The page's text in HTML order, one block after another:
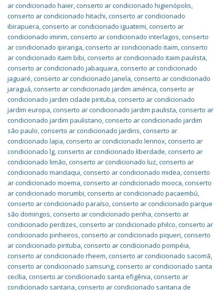
ar condicionado haier,conserto ar condicionado higienópolis,
conserto ar condicionado hitachi,conserto ar condicionado
ibirapuera,conserto ar condicionado iguatemi,conserto ar
condicionado imirim,conserto ar condicionado interlagos,conserto
ar condicionado ipiranga,conserto ar condicionado itaim,conserto
ar condicionado itaim bibi,conserto ar condicionado itaim paulista,
conserto ar condicionado jabaquara,conserto ar condicionado
jaguaré,conserto ar condicionado janela,conserto ar condicionado
jaraguá,conserto ar condicionado jardim américa,conserto ar
condicionado jardim cidade pirituba,conserto ar condicionado
jardim europa,conserto ar condicionado jardim paulista,conserto ar
condicionado jardim paulistano,conserto ar condicionado jardim
são paulo,conserto ar condicionado jardins,conserto ar
condicionado lapa,conserto ar condicionado lennox,conserto ar
condicionado lg,conserto ar condicionado liberdade,conserto ar
condicionado limão,conserto ar condicionado luz,conserto ar
condicionado mandaqui,conserto ar condicionado midea,conserto
ar condicionado moema,conserto ar condicionado mooca,conserto
ar condicionado morumbi,conserto ar condicionado pacaembú,
conserto ar condicionado paraíso,conserto ar condicionado parque
são domingos,conserto ar condicionado penha,conserto ar
condicionado perdizes,conserto ar condicionado philco,conserto ar
condicionado pinheiros,conserto ar condicionado piqueri,conserto
ar condicionado pirituba,conserto ar condicionado pompéia,
conserto ar condicionado rheem,conserto ar condicionado sacomã,
conserto ar condicionado samsung,conserto ar condicionado santa
cecília,conserto ar condicionado santa efigênia,conserto ar
condicionado santana,conserto ar condicionado santana de